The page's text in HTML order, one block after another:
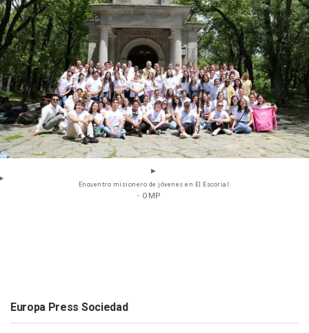
Encuentro misionero de jóvenes en El Escorial.
- OMP
Europa Press Sociedad